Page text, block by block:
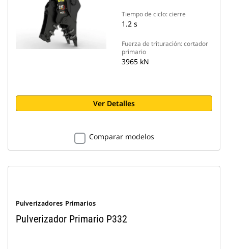
Tiempo de ciclo: cierre
1.2 s
Fuerza de trituración: cortador
primario
3965 kN
Ver Detalles
Comparar modelos
Pulverizadores Primarios
Pulverizador Primario P332